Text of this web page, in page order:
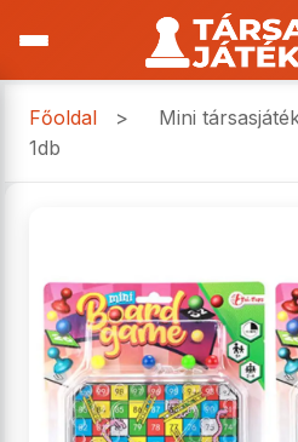
Főoldal >
Mini
1db